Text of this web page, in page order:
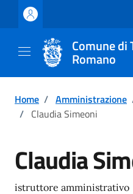
Vai ai contenuti
Vai al footer
Comune di
Romano
Home / Amministrazione
/ Claudia Simeoni
Claudia
istruttore amministrativo